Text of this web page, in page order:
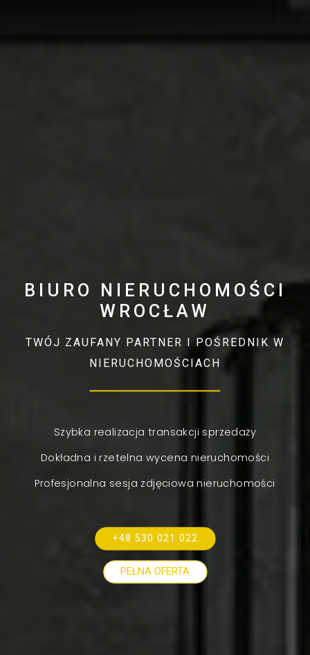
BIURO NIERUCHOMOŚCI
WROCŁAW
TWÓJ ZAUFANY PARTNER I POŚREDNIK W
NIERUCHOMOŚCIACH
Szybka realizacja transakcji sprzedaży
Dokładna i rzetelna wycena nieruchomości
Profesjonalna sesja zdjęciowa nieruchomości
+48 530 021 022
PEŁNA OFERTA